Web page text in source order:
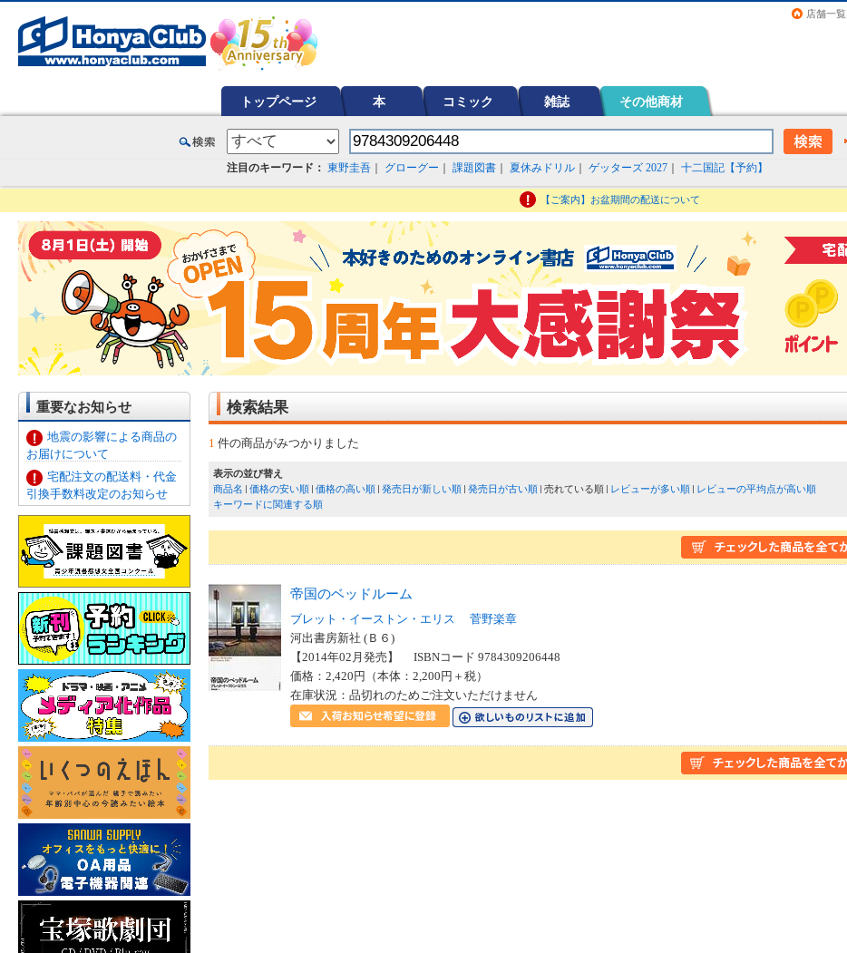
店舗一覧
トップページ 本 コミック 雑誌 その他商材
注目のキーワード： 東野圭吾 グローグー 課題図書 夏休みドリル ゲッターズ 2027 十二国記【予約】
【ご案内】お盆期間の配送について
重要なお知らせ
地震の影響による商品の
お届けについて
宅配注文の配送料・代金
引換手数料改定のお知らせ
検索結果
1 件の商品がみつかりました
表示の並び替え
商品名
価格の安い順 価格の高い順 発売日が新しい順 発売日が古い順 売れている順 レビューが多い順
レビューの平均点が高い順
キーワードに関連する順
帝国のベッドルーム
ブレット・イーストン・エリス
菅野楽章
河出書房新社 (Ｂ６)
【2014年02月発売】 ISBNコード 9784309206448
価格：2,420円（本体：2,200円＋税）
在庫状況：品切れのためご注文いただけません